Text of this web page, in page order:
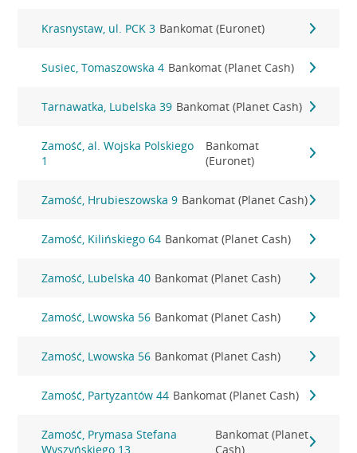
Krasnystaw, ul. PCK 3 Bankomat (Euronet)
Susiec, Tomaszowska 4 Bankomat (Planet Cash)
Tarnawatka, Lubelska 39 Bankomat (Planet Cash)
Zamość, al. Wojska Polskiego
1
Bankomat
(Euronet)
Zamość, Hrubieszowska 9 Bankomat (Planet Cash)
Zamość, Kilińskiego 64 Bankomat (Planet Cash)
Zamość, Lubelska 40 Bankomat (Planet Cash)
Zamość, Lwowska 56 Bankomat (Planet Cash)
Zamość, Lwowska 56 Bankomat (Planet Cash)
Zamość, Partyzantów 44 Bankomat (Planet Cash)
Zamość, Prymasa Stefana
Wyszyńskiego 13
Bankomat (Planet
Cash)